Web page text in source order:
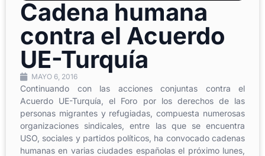
Cadena humana
contra el Acuerdo
UE-Turquía
MAYO 6, 2016
Continuando con las acciones conjuntas contra el
Acuerdo UE-Turquía, el Foro por los derechos de las
personas migrantes y refugiadas, compuesta numerosas
organizaciones sindicales, entre las que se encuentra
USO, sociales y partidos políticos, ha convocado cadenas
humanas en varias ciudades españolas el próximo lunes,